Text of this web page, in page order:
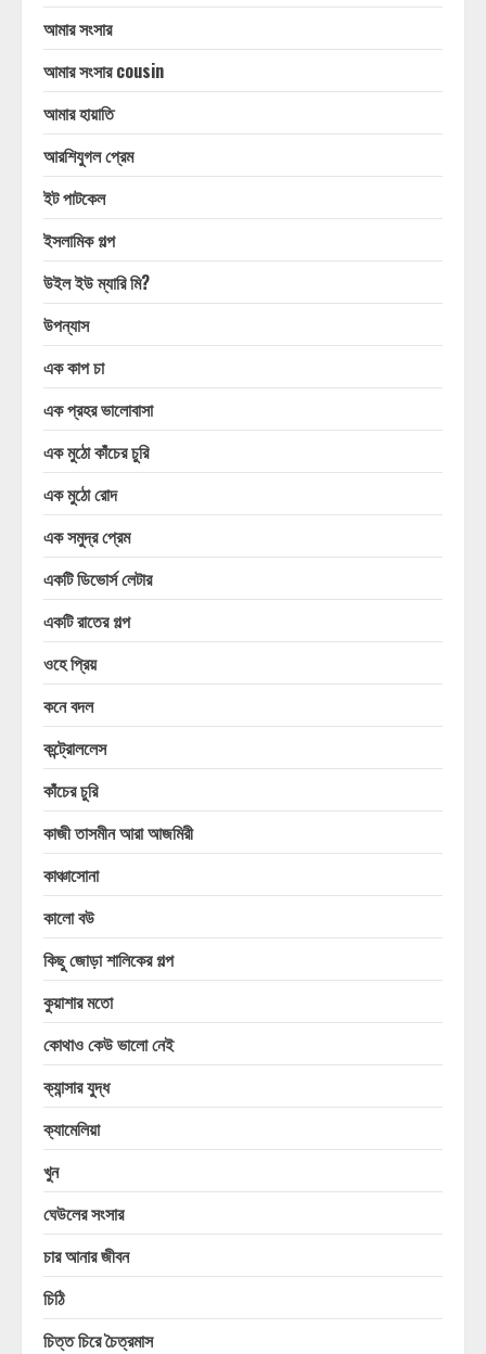
আমার সংসার
আমার সংসার cousin
আমার হায়াতি
আরশিযুগল প্রেম
ইট পাটকেল
ইসলামিক গল্প
উইল ইউ ম্যারি মি?
উপন্যাস
এক কাপ চা
এক প্রহর ভালোবাসা
এক মুঠো কাঁচের চুরি
এক মুঠো রোদ
এক সমুদ্র প্রেম
একটি ডিভোর্স লেটার
একটি রাতের গল্প
ওহে প্রিয়
কনে বদল
কন্ট্রোললেস
কাঁচের চুরি
কাজী তাসমীন আরা আজমিরী
কাঞ্চাসোনা
কালো বউ
কিছু জোড়া শালিকের গল্প
কুয়াশার মতো
কোথাও কেউ ভালো নেই
ক্যান্সার যুদ্ধ
ক্যামেলিয়া
খুন
ঘেউলের সংসার
চার আনার জীবন
চিঠি
চিত্ত চিরে চৈত্রমাস